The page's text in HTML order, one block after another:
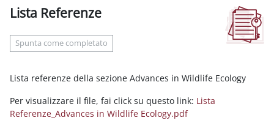
Lista Referenze
Spunta come completato
Lista referenze della sezione Advances in Wildlife Ecology
Per visualizzare il file, fai click su questo link: Lista
Referenze_Advances in Wildlife Ecology.pdf